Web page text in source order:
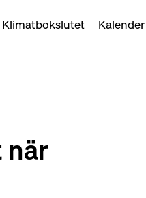
Klimatbokslutet Kalender